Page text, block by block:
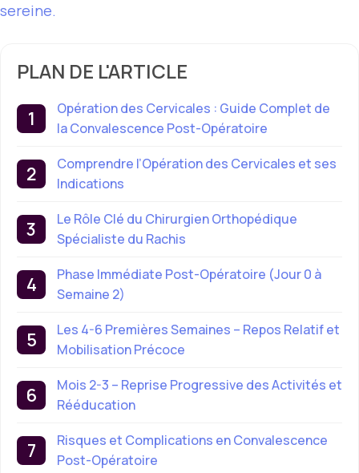
sereine.
PLAN DE L'ARTICLE
Opération des Cervicales : Guide Complet de
la Convalescence Post-Opératoire
Comprendre l’Opération des Cervicales et ses
Indications
Le Rôle Clé du Chirurgien Orthopédique
Spécialiste du Rachis
Phase Immédiate Post-Opératoire (Jour 0 à
Semaine 2)
Les 4-6 Premières Semaines – Repos Relatif et
Mobilisation Précoce
Mois 2-3 – Reprise Progressive des Activités et
Rééducation
Risques et Complications en Convalescence
Post-Opératoire